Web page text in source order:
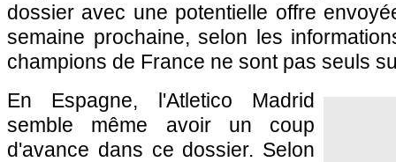
dossier avec une potentielle offre
semaine prochaine, selon les
champions de France ne sont pas seuls
En Espagne, l'Atletico Madrid
semble même avoir un coup
d'avance dans ce dossier. Selon